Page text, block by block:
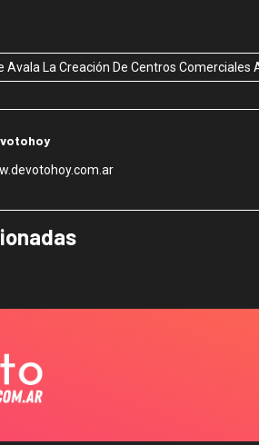
Avala La Creación De Centros Comerciales